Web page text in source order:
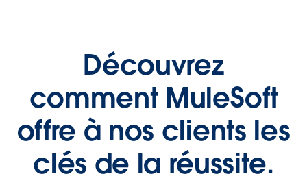
Découvrez
comment MuleSoft
offre à nos clients les
clés de la réussite.